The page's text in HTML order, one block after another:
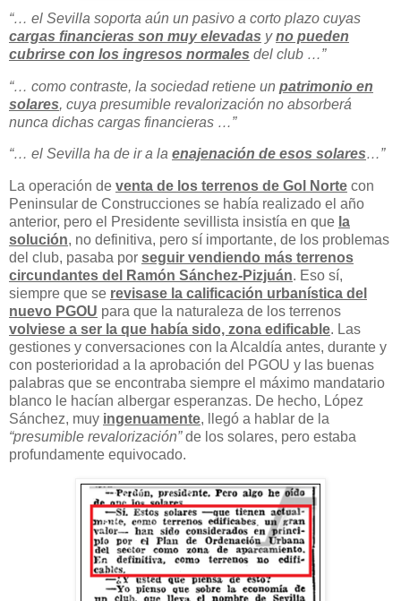
“… el Sevilla soporta aún un pasivo a corto plazo cuyas
cargas financieras son muy elevadas yno pueden
cubrirse con los ingresos normales del club …”
“… como contraste, la sociedad retiene un patrimonio en
solares, cuya presumible revalorización no absorberá
nunca dichas cargas financieras …”
“… el Sevilla ha de ir a la enajenación de esos solares…”
La operación de venta de los terrenos de Gol Norte con
Peninsular de Construcciones se había realizado el año
anterior, pero el Presidente sevillista insistía en que la
solución, no definitiva, pero sí importante, de los problemas
del club, pasaba por seguir vendiendo más terrenos
circundantes del Ramón Sánchez-Pizjuán. Eso sí,
siempre que se revisase la calificación urbanística del
nuevo PGOU para que la naturaleza de los terrenos
volviese a ser la que había sido, zona edificable. Las
gestiones y conversaciones con la Alcaldía antes, durante y
con posterioridad a la aprobación del PGOU y las buenas
palabras que se encontraba siempre el máximo mandatario
blanco le hacían albergar esperanzas. De hecho, López
Sánchez, muy ingenuamente, llegó a hablar de la
“presumible revalorización”de los solares, pero estaba
profundamente equivocado.